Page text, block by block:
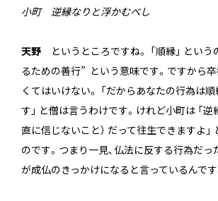
小町 逆縁なりと浮かむべし
天野 というところですね。 「順縁」 とい
るための善行” という意味です。ですから
くてはいけない。 「だからあなたの行為は
す」 と僧は言うわけです。けれど小町は 「逆
直に信じないこと） だって往生できますよ」
のです。つまり一見、仏法に反する行為だっ
が成仏のきっかけになると言っているんです